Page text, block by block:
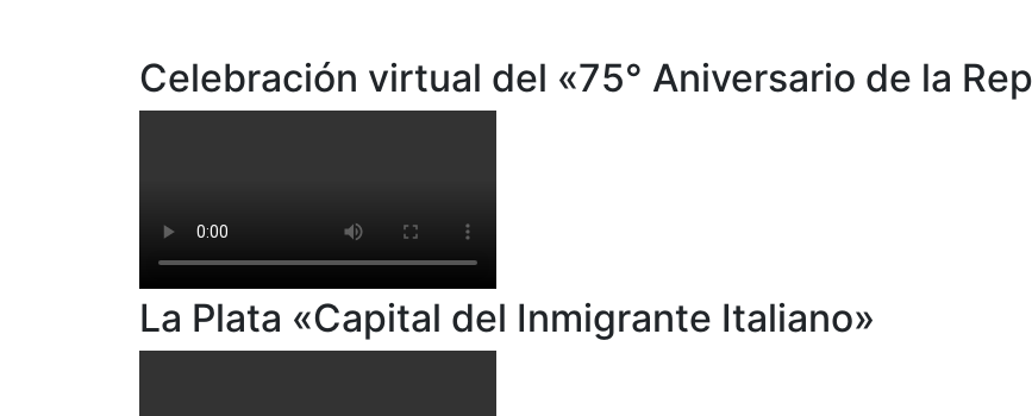
Celebración virtual del «75° Aniversario de la
La Plata «Capital del Inmigrante Italiano»